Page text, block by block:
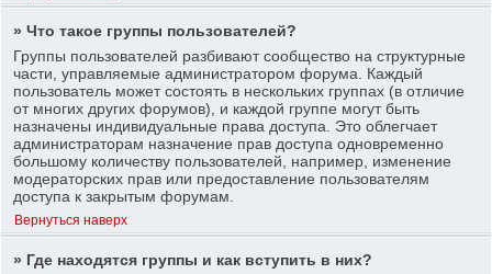
» Что такое группы пользователей?
Группы пользователей разбивают сообщество на структурные
части, управляемые администратором форума. Каждый
пользователь может состоять в нескольких группах (в отличие
от многих других форумов), и каждой группе могут быть
назначены индивидуальные права доступа. Это облегчает
администраторам назначение прав доступа одновременно
большому количеству пользователей, например, изменение
модераторских прав или предоставление пользователям
доступа к закрытым форумам.
Вернуться наверх
» Где находятся группы и как вступить в них?